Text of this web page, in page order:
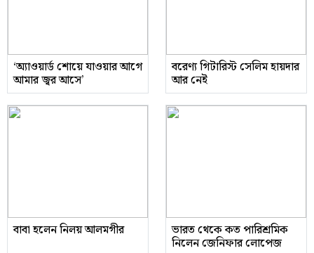
‘অ্যাওয়ার্ড শোয়ে যাওয়ার আগে
আমার জ্বর আসে’
বরেণ্য গিটারিস্ট সেলিম হায়দার
আর নেই
বাবা হলেন নিলয় আলমগীর ভারত থেকে কত পারিশ্রমিক
নিলেন জেনিফার লোপেজ